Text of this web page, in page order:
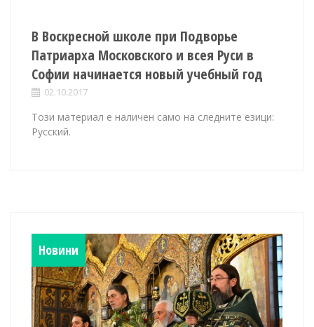
В Воскресной школе при Подворье
Патриарха Московского и всея Руси в
Софии начинается новый учебный год
02.10.2017
Този материал е наличен само на следните езици:
Русский.
Новини